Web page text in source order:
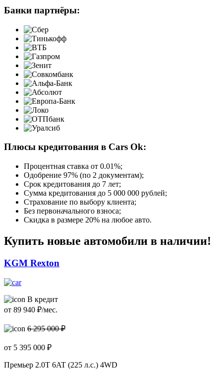
Банки партнёры:
Плюсы кредитования в Cars Ok:
Процентная ставка от 0.01%;
Одобрение 97% (по 2 документам);
Срок кредитования до 7 лет;
Сумма кредитования до 5 000 000 рублей;
Страхование по выбору клиента;
Без первоначального взноса;
Скидка в размере 20% на любое авто.
Купить новые автомобили в наличии!
KGM Rexton
В кредит
от 89 940 ₽/мес.
6 295 000 ₽
от 5 395 000 ₽
Премьер 2.0T 6AT (225 л.с.) 4WD